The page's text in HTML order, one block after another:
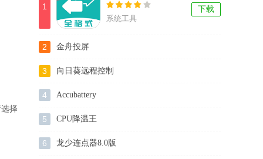
择
1
系统工具
下载
2 金舟投屏
3 向日葵远程控制
4 Accubattery
5 CPU降温王
6 龙少连点器8.0版